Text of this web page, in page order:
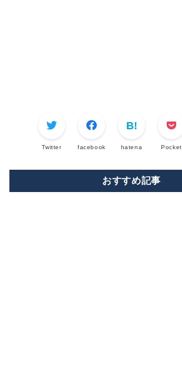
Twitter facebook hatena Pocket
おすすめ記事